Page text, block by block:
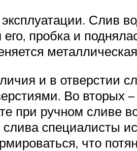
Слив
пробка и
и в отверстии
Во вторых
при ручном сливе
специалисты
что